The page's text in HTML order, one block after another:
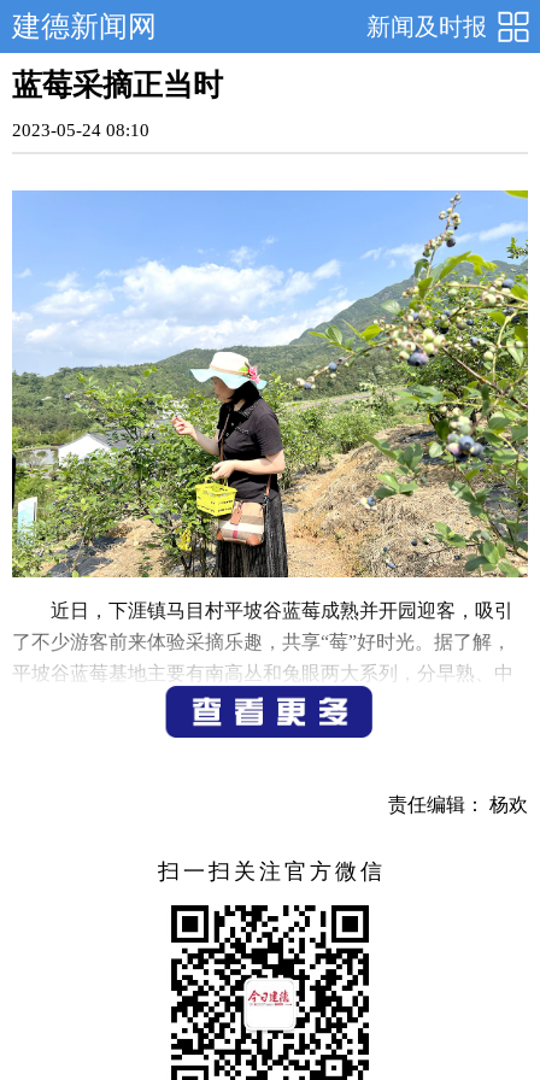
新闻及时报
建德新闻网
蓝莓采摘正当时
2023-05-24 08:10
近日，下涯镇马目村平坡谷蓝莓成熟并开园迎客，吸引
了不少游客前来体验采摘乐趣，共享“莓”好时光。据了解，
平坡谷蓝莓基地主要有南高丛和兔眼两大系列，分早熟、中
熟、晚熟等十多个品种，目前采摘的主要是早熟品种奥尼
尔，此外还有夏普蓝、薄雾等品种。蓝莓从5月中旬开始采
责任编辑： 杨欢
扫一扫关注官方微信